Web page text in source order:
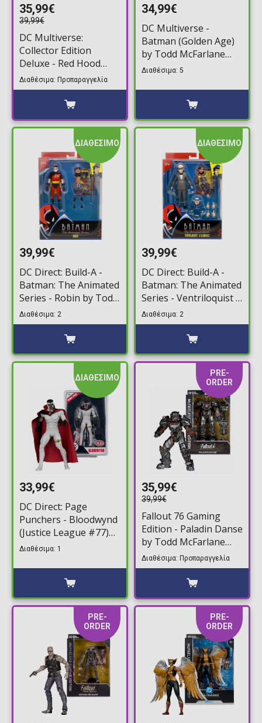
35,99€
39,99€
DC Multiverse:
Collector Edition
Deluxe - Red Hood
(Under the Red Hood)
(Gold Label) Φιγούρα
Δράσης (18cm)
Διαθέσιμα: Προπαραγγελία
34,99€
DC Multiverse -
Batman (Golden Age)
by Todd McFarlane
Φιγούρα Δράσης
Edition
Διαθέσιμα: 5
ΔΙΑΘΕΣΙΜΟ
39,99€
DC Direct: Build-A -
Batman: The Animated
Series - Robin by Todd
McFarlane Φιγούρα
Δράσης (18cm)
Διαθέσιμα: 2
ΔΙΑΘΕΣΙΜΟ
39,99€
DC Direct: Build-A -
Batman: The Animated
Series - Ventriloquist &
Scarface by Todd
McFarlane Φιγούρα
Δράσης (18cm)
Διαθέσιμα: 2
ΔΙΑΘΕΣΙΜΟ
33,99€
DC Direct: Page
Punchers - Bloodwynd
(Justice League #77)
(Red Platinum Edition)
Φιγούρα Δράσης
Διαθέσιμα: 1
PRE-
ORDER
35,99€
39,99€
Fallout 76 Gaming
Edition - Paladin Danse
by Todd McFarlane
Φιγούρα Δράσης
(20cm)
Διαθέσιμα: Προπαραγγελία
PRE-
ORDER
PRE-
ORDER